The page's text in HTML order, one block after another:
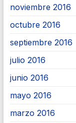
noviembre 2016
octubre 2016
septiembre 2016
julio 2016
junio 2016
mayo 2016
marzo 2016